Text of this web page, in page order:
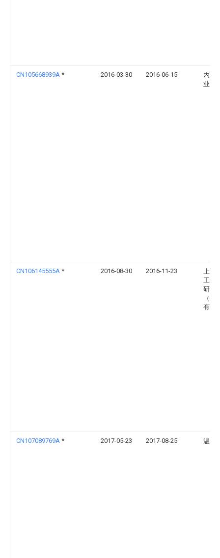
CN105668939A * 2016-03-30 2016-06-15
内蒙
业大
CN106145555A * 2016-08-30 2016-11-23
上海
工程
研究
（集
有限
CN107089769A * 2017-05-23 2017-08-25 温州